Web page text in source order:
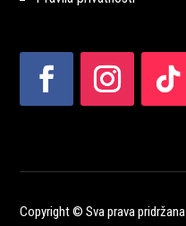
Copyright © Sva prava pridržana